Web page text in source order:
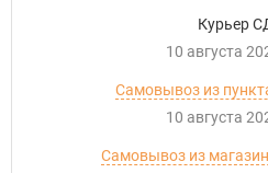
Курьер
10 августа
Самовывоз из
10 августа
Самовывоз из